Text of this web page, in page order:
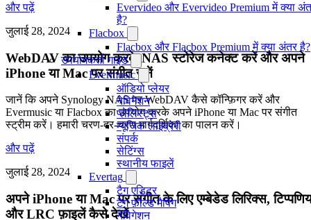
Evervideo और Evervideo Premium में क्या
है?
Flacbox
Flacbox और Flacbox Premium में क्या अंतर है?
उपयोगकर्ता गाइड
Evermusic
ऑडियो प्लेयर
नेविगेशन
प्लेलिस्ट्स
म्यूजिक लाइब्रेरी
संपर्क
सेटिंग्स
स्थानीय फाइलें
Evertag
टैग एडिटर
टैग फ़ील्ड मैपिंग
नेविगेशन
और पढ़ें
जुलाई 28, 2024
WebDAV का उपयोग करके NAS स्टोरेज कनेक्ट करें और अपने
iPhone या Mac पर संगीत सुनें
जानें कि अपने Synology NAS पर WebDAV कैसे कॉन्फ़िगर करें और
Evermusic या Flacbox का उपयोग करके अपने iPhone या Mac पर संगीत
स्ट्रीम करें। हमारी चरण-दर-चरण मार्गदर्शिका का पालन करें।
और पढ़ें
जुलाई 28, 2024
अपने iPhone या Mac पर संगीत के लिए एम्बेडेड लिरिक्स,
और LRC फ़ाइलें कैसे देखें